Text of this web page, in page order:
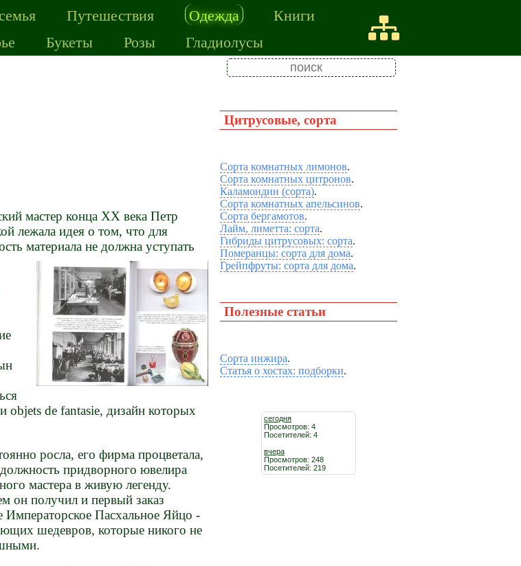
Путешествия Одежда
Книги
Букеты Розы Гладиолусы
Цитрусовые, сорта
Сорта комнатных лимонов.
Сорта комнатных цитронов.
Каламондин (сорта).
Сорта комнатных апельсинов.
Сорта бергамотов.
Лайм, лиметта: сорта.
Гибриды цитрусовых: сорта.
Померанцы: сорта для дома.
Грейпфруты: сорта для дома.
Полезные статьи
Сорта инжира.
Статья о хостах: подборки.
сегодня
Просмотров: 4
Посетителей: 4
вчера
Просмотров: 248
Посетителей: 219
мастер конца XX века Петр
лежала идея о том, что для
материала не должна уступать
objets de fantasie, дизайн которых
росла, его фирма процветала,
должность придворного ювелира
мастера в живую легенду.
он получил и первый заказ
Императорское Пасхальное Яйцо -
шедевров, которые никого не